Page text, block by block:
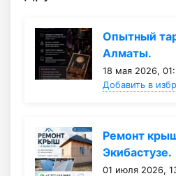
Опытный
Алматы.
18 мая 2026,
Добавить в
Ремонт
Экибастузе.
01 июля 2026,